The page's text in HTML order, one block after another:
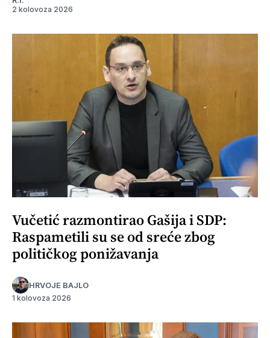
2 kolovoza 2026
Vučetić razmontirao Gašija i SDP:
Raspametili su se od sreće zbog
političkog ponižavanja
HRVOJE BAJLO
1 kolovoza 2026